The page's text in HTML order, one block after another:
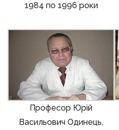
1984 по 1996 роки
Професор Юрій
Васильович Одинець,